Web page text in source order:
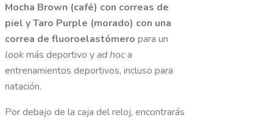
Mocha Brown (café) con correas de
piel y Taro Purple (morado) con una
correa de fluoroelastómero para un
lookmás deportivo yad hoca
entrenamientos deportivos, incluso para
natación.
Por debajo de la caja del reloj, encontrarás